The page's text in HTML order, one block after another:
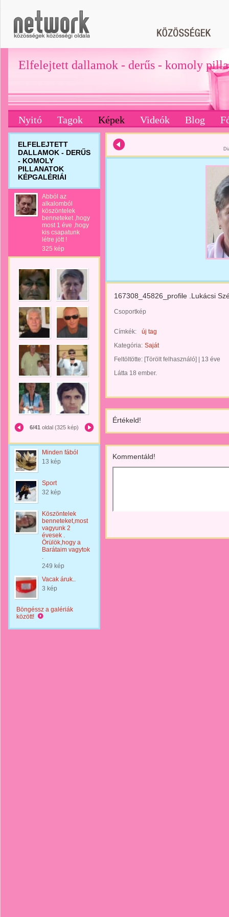
Elfelejtett dallamok - derűs - komoly
Nyitó Tagok Képek Videók Blog
ELFELEJTETT
DALLAMOK - DERŰS
- KOMOLY
PILLANATOK
KÉPGALÉRIÁI
Abból az
alkalomból
köszöntelek
benneteket ,hogy
most 1 éve ,hogy
kis csapatunk
létre jött !
325 kép
6/41 oldal (325 kép)
Minden fából
13 kép
Sport
32 kép
Köszöntelek
benneteket,most
vagyunk 2
évesek .
Örülök,hogy a
Barátaim vagytok
.
249 kép
Vacak áruk..
3 kép
Böngéssz a galériák
között!
167308_45826_profile .Lukácsi
Csoportkép
Címkék:
új tag
Kategória: Saját
Feltöltötte: [Törölt felhasználó]
13 éve
Látta 18 ember.
Értékeld!
Kommentáld!